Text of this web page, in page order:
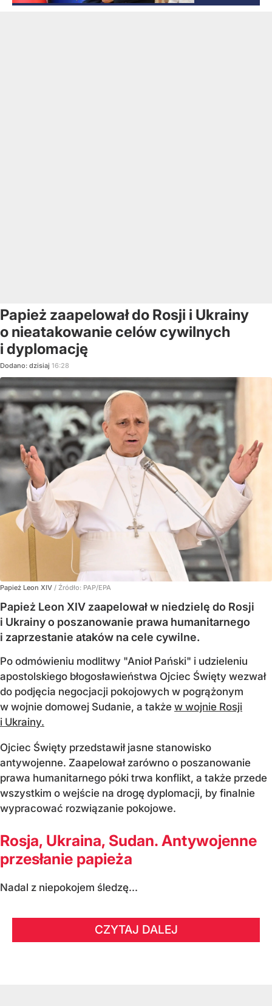
Papież zaapelował do Rosji i Ukrainy
o nieatakowanie celów cywilnych
i dyplomację
Dodano: dzisiaj 16:28
Papież Leon XIV / Źródło: PAP/EPA
Papież Leon XIV zaapelował w niedzielę do Rosji
i Ukrainy o poszanowanie prawa humanitarnego
i zaprzestanie ataków na cele cywilne.
Po odmówieniu modlitwy "Anioł Pański" i udzieleniu
apostolskiego błogosławieństwa Ojciec Święty wezwał
do podjęcia negocjacji pokojowych w pogrążonym
w wojnie domowej Sudanie, a także w wojnie Rosji
i Ukrainy.
Ojciec Święty przedstawił jasne stanowisko
antywojenne. Zaapelował zarówno o poszanowanie
prawa humanitarnego póki trwa konflikt, a także przede
wszystkim o wejście na drogę dyplomacji, by finalnie
wypracować rozwiązanie pokojowe.
Rosja, Ukraina, Sudan. Antywojenne
przesłanie papieża
Nadal z niepokojem śledzę...
CZYTAJ DALEJ